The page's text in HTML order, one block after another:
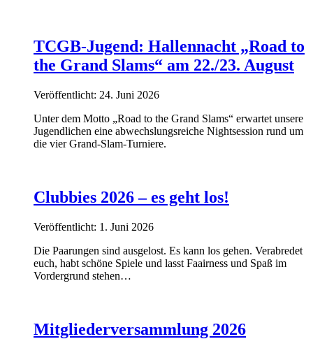
TCGB-Jugend: Hallennacht „Road to
the Grand Slams“ am 22./23. August
Veröffentlicht: 24. Juni 2026
Unter dem Motto „Road to the Grand Slams“ erwartet unsere
Jugendlichen eine abwechslungsreiche Nightsession rund um
die vier Grand-Slam-Turniere.
Clubbies 2026 – es geht los!
Veröffentlicht: 1. Juni 2026
Die Paarungen sind ausgelost. Es kann los gehen. Verabredet
euch, habt schöne Spiele und lasst Faairness und Spaß im
Vordergrund stehen…
Mitgliederversammlung 2026